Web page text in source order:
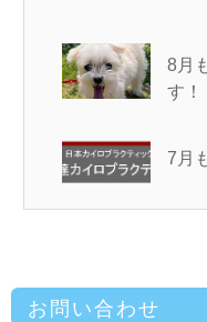
8月
す！
7月
お問い合わせ